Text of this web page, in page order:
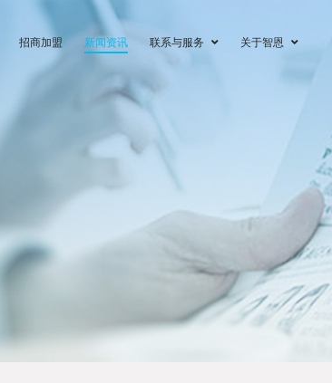
招商加盟 新闻资讯 联系与服务 关于智恩